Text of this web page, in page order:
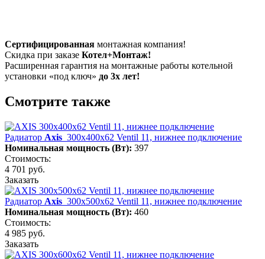
Сертифицированная монтажная компания!
Скидка при заказе Котел+Монтаж!
Расширенная гарантия на монтажные работы котельной
установки «под ключ» до 3х лет!
Смотрите также
Радиатор Axis 300х400х62 Ventil 11, нижнее подключение
Номинальная мощность (Вт): 397
Стоимость:
4 701 руб.
Заказать
Радиатор Axis 300х500х62 Ventil 11, нижнее подключение
Номинальная мощность (Вт): 460
Стоимость:
4 985 руб.
Заказать